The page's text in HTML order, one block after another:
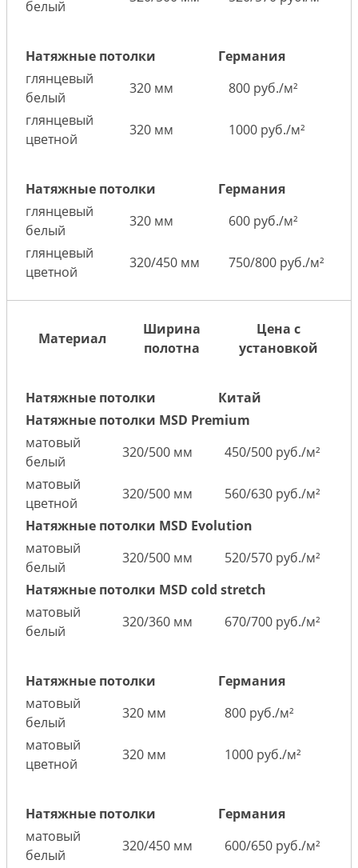
белый
Натяжные потолки
Германия
глянцевый
белый
320 мм
800 руб./м²
глянцевый
цветной
320 мм 1000 руб./м²
Натяжные потолки
Германия
глянцевый
белый
320 мм
600 руб./м²
глянцевый
цветной
320/450 мм 750/800 руб./м²
Материал
Ширина
полотна
Цена с
установкой
Натяжные потолки
Китай
Натяжные потолки MSD Premium
матовый
белый
320/500 мм
450/500 руб./м²
матовый
цветной
320/500 мм
560/630 руб./м²
Натяжные потолки MSD Evolution
матовый
белый
320/500 мм
520/570 руб./м²
Натяжные потолки MSD cold stretch
матовый
белый
320/360 мм 670/700 руб./м²
Натяжные потолки
Германия
матовый
белый
320 мм
800 руб./м²
матовый
цветной
320 мм 1000 руб./м²
Натяжные потолки
Германия
матовый
белый
320/450 мм
600/650 руб./м²